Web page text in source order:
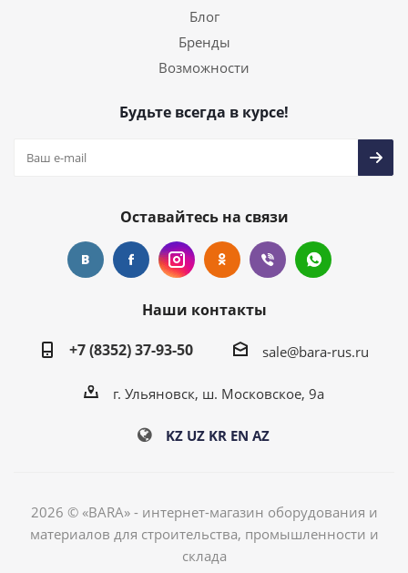
Блог
Бренды
Возможности
Будьте всегда в курсе!
Оставайтесь на связи
Наши контакты
+7 (8352) 37-93-50
sale@bara-rus.ru
г. Ульяновск, ш. Московское, 9а
KZ UZ KR EN AZ
2026 © «BARA» - интернет-магазин оборудования и
материалов для строительства, промышленности и
склада